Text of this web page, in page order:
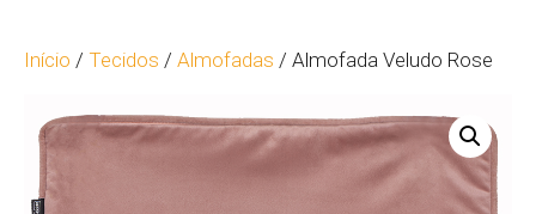
Início / Tecidos / Almofadas / Almofada Veludo Rose